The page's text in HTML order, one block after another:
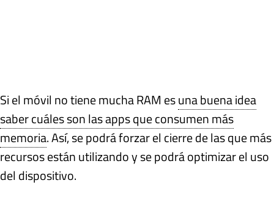
Si el móvil no tiene mucha RAM esuna buena idea
saber cuáles son las apps que consumen más
memoria. Así, se podrá forzar el cierre de las que más
recursos están utilizando y se podrá optimizar el uso
del dispositivo.